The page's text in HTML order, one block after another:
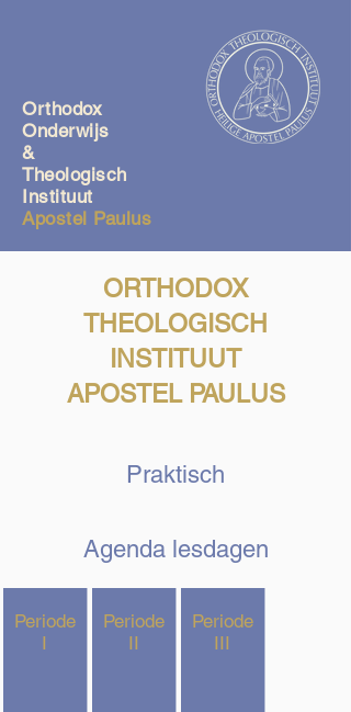
Orthodox
Onderwijs
&
Theologisch
Instituut
Apostel Paulus
ORTHODOX
THEOLOGISCH
INSTITUUT
APOSTEL PAULUS
Praktisch
Agenda lesdagen
Periode
I
Periode
II
Periode
III